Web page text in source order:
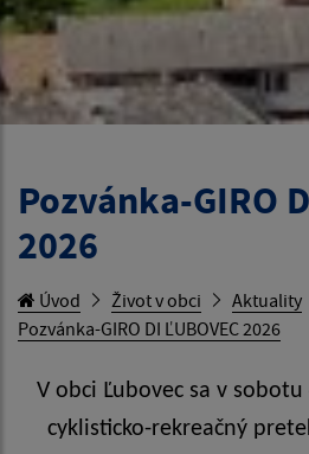
Pozvánka-GIRO
2026
Úvod Život v obci
Aktuality
Pozvánka-GIRO DI ĽUBOVEC 2026
V obci Ľubovec sa v
cyklisticko-rekreačný